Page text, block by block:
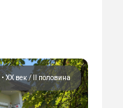
•ХХ век / II половина